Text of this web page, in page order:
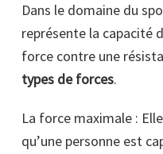
Dans le domaine du
représente la capacité
force contre une
types de forces.
La force maximale :
qu’une personne est